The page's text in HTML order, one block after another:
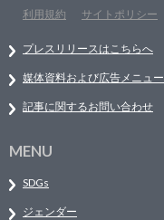
利用規約
サイトポリシー
プレスリリースはこちらへ
媒体資料および広告メニュー
記事に関するお問い合わせ
MENU
SDGs
ジェンダー